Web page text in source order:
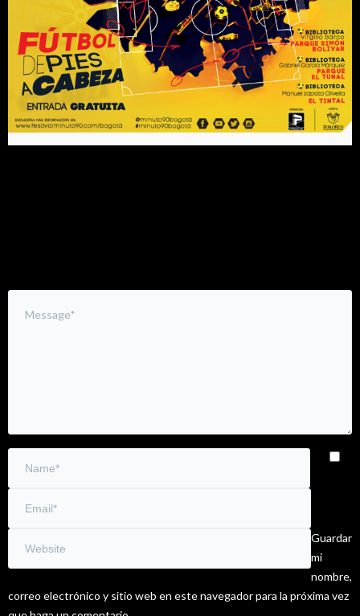
Guardar
mi
nombre,
correo electrónico y sitio web en este navegador para la próxima vez